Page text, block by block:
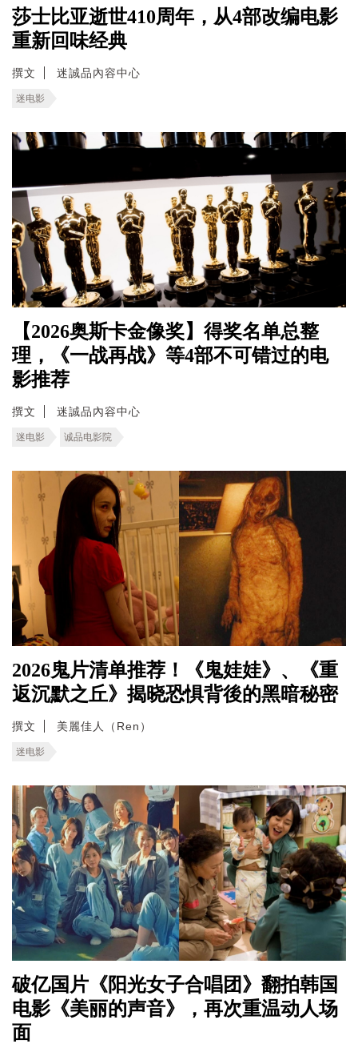
莎士比亚逝世410周年，从4部改编电影
重新回味经典
撰文 迷誠品內容中心
迷电影
【2026奥斯卡金像奖】得奖名单总整
理，《一战再战》等4部不可错过的电
影推荐
撰文 迷誠品內容中心
迷电影 诚品电影院
2026鬼片清单推荐！《鬼娃娃》、《重
返沉默之丘》揭晓恐惧背後的黑暗秘密
撰文 美麗佳人（Ren）
迷电影
破亿国片《阳光女子合唱团》翻拍韩国
电影《美丽的声音》，再次重温动人场
面